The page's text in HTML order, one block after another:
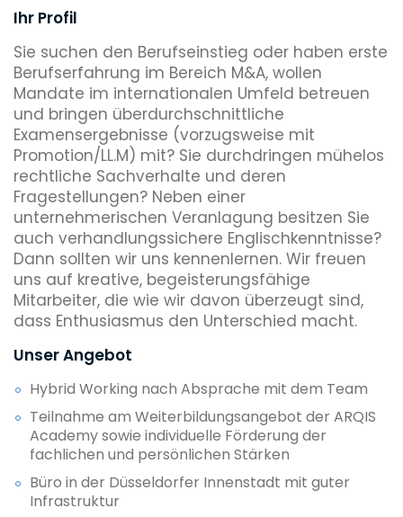
Ihr Profil
Sie suchen den Berufseinstieg oder haben erste
Berufserfahrung im Bereich M&A, wollen
Mandate im internationalen Umfeld betreuen
und bringen überdurchschnittliche
Examensergebnisse (vorzugsweise mit
Promotion/LL.M) mit? Sie durchdringen mühelos
rechtliche Sachverhalte und deren
Fragestellungen? Neben einer
unternehmerischen Veranlagung besitzen Sie
auch verhandlungssichere Englischkenntnisse?
Dann sollten wir uns kennenlernen. Wir freuen
uns auf kreative, begeisterungsfähige
Mitarbeiter, die wie wir davon überzeugt sind,
dass Enthusiasmus den Unterschied macht.
Unser Angebot
Hybrid Working nach Absprache mit dem Team
Teilnahme am Weiterbildungsangebot der ARQIS
Academy sowie individuelle Förderung der
fachlichen und persönlichen Stärken
Büro in der Düsseldorfer Innenstadt mit guter
Infrastruktur